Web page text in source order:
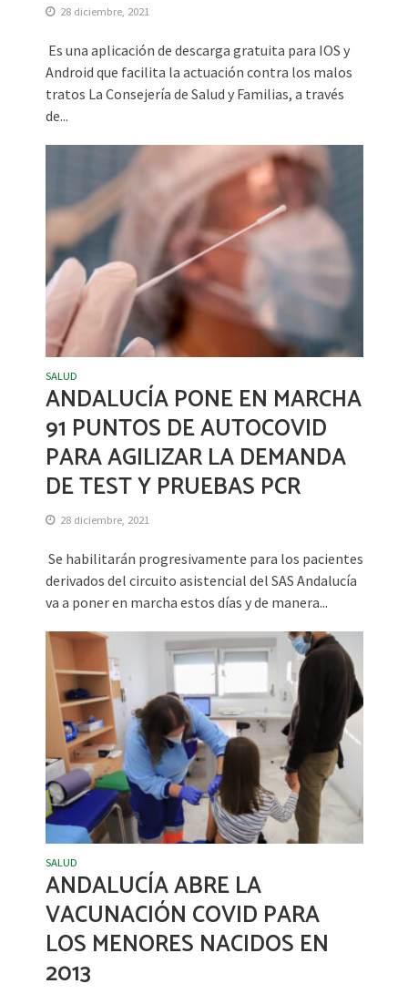
28 diciembre, 2021
Es una aplicación de descarga gratuita para IOS y
Android que facilita la actuación contra los malos
tratos La Consejería de Salud y Familias, a través
de...
SALUD
ANDALUCÍA PONE EN MARCHA
91 PUNTOS DE AUTOCOVID
PARA AGILIZAR LA DEMANDA
DE TEST Y PRUEBAS PCR
28 diciembre, 2021
Se habilitarán progresivamente para los pacientes
derivados del circuito asistencial del SAS Andalucía
va a poner en marcha estos días y de manera...
SALUD
ANDALUCÍA ABRE LA
VACUNACIÓN COVID PARA
LOS MENORES NACIDOS EN
2013